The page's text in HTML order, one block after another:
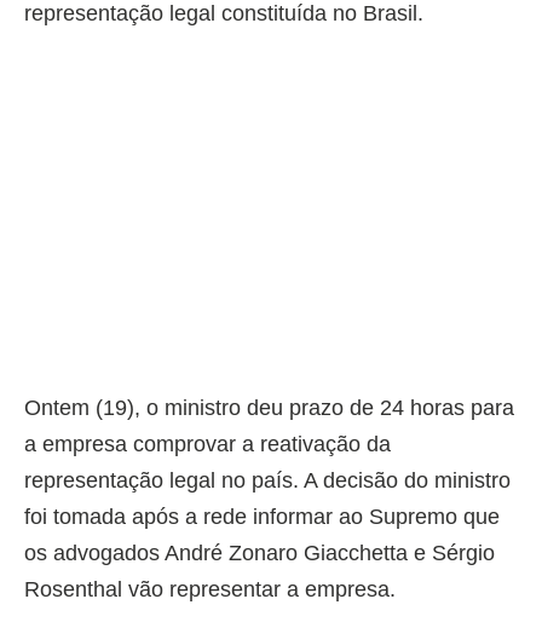
representação legal constituída no Brasil.
Ontem (19), o ministro deu prazo de 24 horas para
a empresa comprovar a reativação da
representação legal no país. A decisão do ministro
foi tomada após a rede informar ao Supremo que
os advogados André Zonaro Giacchetta e Sérgio
Rosenthal vão representar a empresa.